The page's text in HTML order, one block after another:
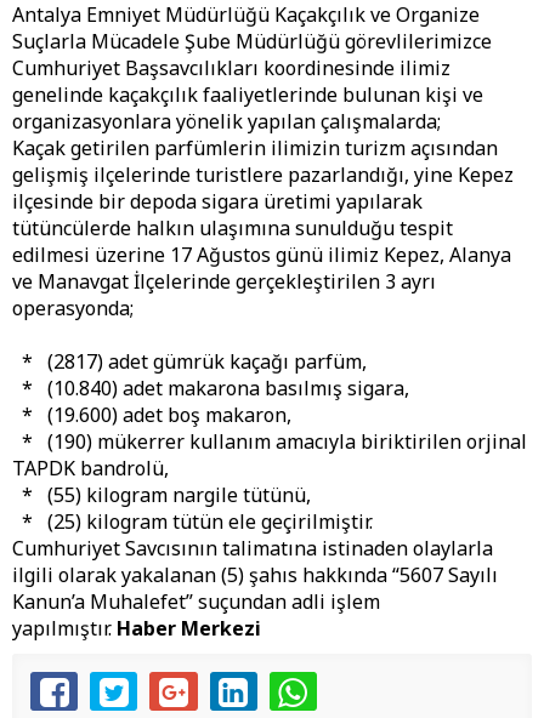
Antalya Emniyet Müdürlüğü Kaçakçılık ve Organize
Suçlarla Mücadele Şube Müdürlüğü görevlilerimizce
Cumhuriyet Başsavcılıkları koordinesinde ilimiz
genelinde kaçakçılık faaliyetlerinde bulunan kişi ve
organizasyonlara yönelik yapılan çalışmalarda;
Kaçak getirilen parfümlerin ilimizin turizm açısından
gelişmiş ilçelerinde turistlere pazarlandığı, yine Kepez
ilçesinde bir depoda sigara üretimi yapılarak
tütüncülerde halkın ulaşımına sunulduğu tespit
edilmesi üzerine 17 Ağustos günü ilimiz Kepez, Alanya
ve Manavgat İlçelerinde gerçekleştirilen 3 ayrı
operasyonda;
* (2817) adet gümrük kaçağı parfüm,
* (10.840) adet makarona basılmış sigara,
* (19.600) adet boş makaron,
* (190) mükerrer kullanım amacıyla biriktirilen orjinal
TAPDK bandrolü,
* (55) kilogram nargile tütünü,
* (25) kilogram tütün ele geçirilmiştir.
Cumhuriyet Savcısının talimatına istinaden olaylarla
ilgili olarak yakalanan (5) şahıs hakkında “5607 Sayılı
Kanun’a Muhalefet” suçundan adli işlem
yapılmıştır. Haber Merkezi